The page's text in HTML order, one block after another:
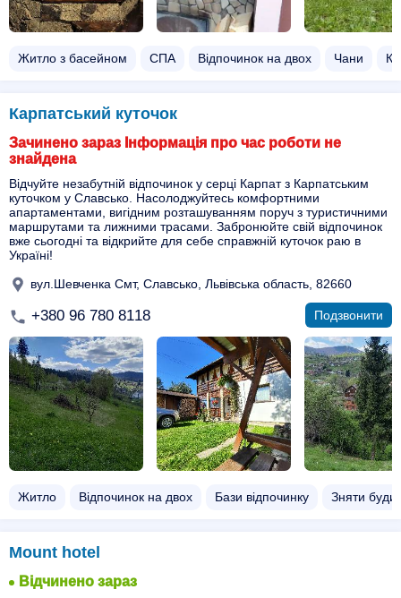
Житло з басейном​ СПА Відпочинок на двох​ Чани​
Карпатський куточок
Зачинено зараз Інформація про час роботи не
знайдена
Відчуйте незабутній відпочинок у серці Карпат з Карпатським
куточком у Славсько. Насолоджуйтесь комфортними
апартаментами, вигідним розташуванням поруч з туристичними
маршрутами та лижними трасами. Забронюйте свій відпочинок
вже сьогодні та відкрийте для себе справжній куточок раю в
Україні!
вул.Шевченка Смт, Славсько, Львівська область, 82660
+380 96 780 8118 Подзвонити
Житло Відпочинок на двох​ Бази відпочинку Зняти
Mount hotel
Відчинено зараз